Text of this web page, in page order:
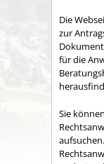
Die
zur
für die
Sie